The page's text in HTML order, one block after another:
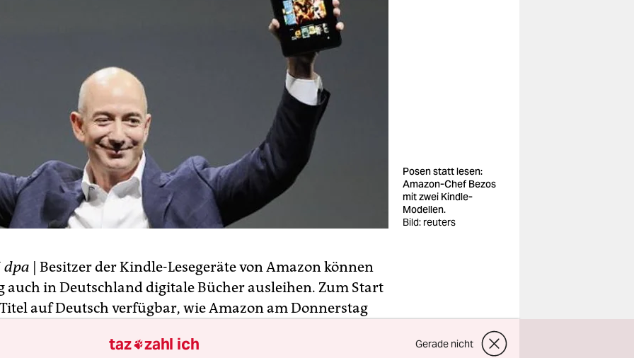
Posen statt lesen:
Amazon-Chef Bezos
mit zwei Kindle-
Modellen.
Bild: reuters
dpa | Besitzer der Kindle-Lesegeräte von Amazon können
auch in Deutschland digitale Bücher ausleihen. Zum Start
auf Deutsch verfügbar, wie Amazon am Donnerstag
ist die Mitgliedschaft im Service Amazon Prime, die 29
taz zahl ich Gerade nicht